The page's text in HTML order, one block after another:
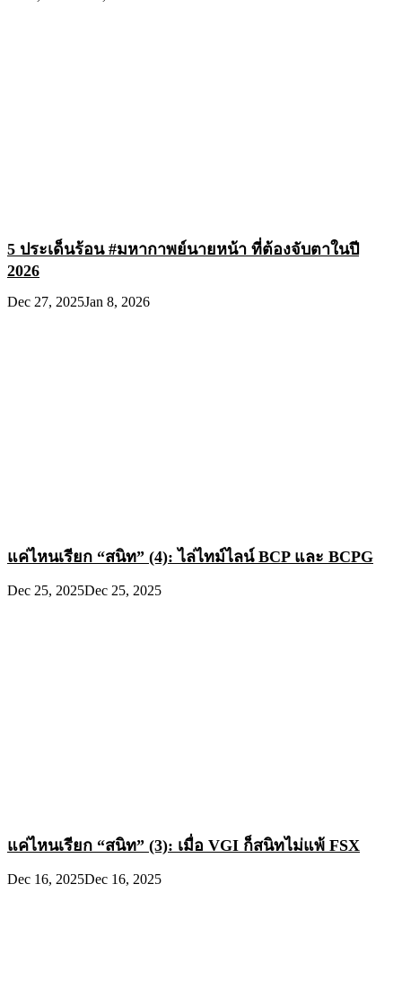
5 ประเด็นร้อน #มหากาพย์นายหน้า ที่ต้องจับตาในปี
2026
Dec 27, 2025Jan 8, 2026
แค่ไหนเรียก “สนิท” (4): ไล่ไทม์ไลน์ BCP และ BCPG
Dec 25, 2025Dec 25, 2025
แค่ไหนเรียก “สนิท” (3): เมื่อ VGI ก็สนิทไม่แพ้ FSX
Dec 16, 2025Dec 16, 2025